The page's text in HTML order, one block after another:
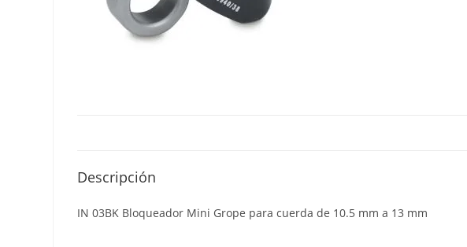
Descripción
IN 03BK Bloqueador Mini Grope para cuerda de 10.5 mm a 13 mm